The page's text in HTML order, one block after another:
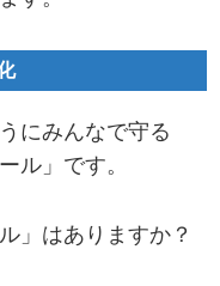
にみんなで守る
ル」です。
」はありますか？